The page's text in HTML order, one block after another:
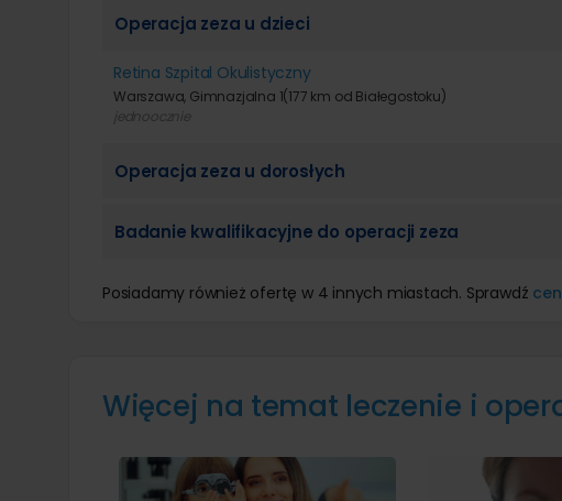
Operacja zeza u dzieci
Retina Szpital Okulistyczny
Warszawa, Gimnazjalna 1(177 km od Białegostoku)
jednoocznie
Operacja zeza u dorosłych
Badanie kwalifikacyjne do operacji zeza
Posiadamy również ofertę w 4 innych miastach. Sprawdź
Więcej na temat leczenie i